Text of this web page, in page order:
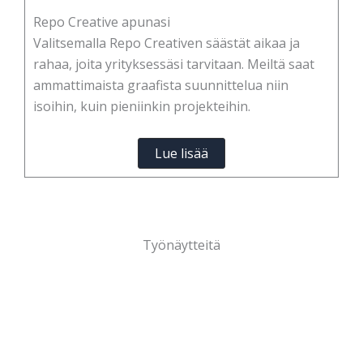
Repo Creative apunasi
Valitsemalla Repo Creativen säästät aikaa ja
rahaa, joita yrityksessäsi tarvitaan. Meiltä saat
ammattimaista graafista suunnittelua niin
isoihin, kuin pieniinkin projekteihin.
Lue lisää
Työnäytteitä